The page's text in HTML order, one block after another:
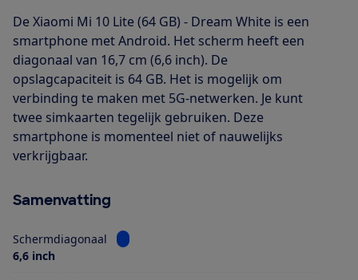
De Xiaomi Mi 10 Lite (64 GB) - Dream White is een
smartphone met Android. Het scherm heeft een
diagonaal van 16,7 cm (6,6 inch). De
opslagcapaciteit is 64 GB. Het is mogelijk om
verbinding te maken met 5G-netwerken. Je kunt
twee simkaarten tegelijk gebruiken. Deze
smartphone is momenteel niet of nauwelijks
verkrijgbaar.
Samenvatting
Schermdiagonaal
Bekijk informatie voor Schermdiagonaal
6,6 inch